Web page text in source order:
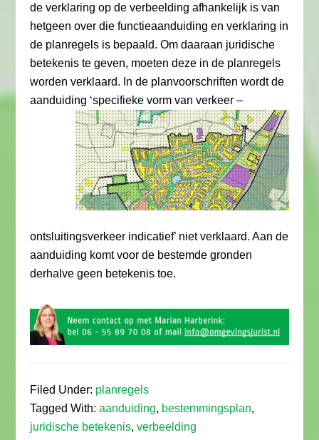
de verklaring op de verbeelding afhankelijk is van
hetgeen over die functieaanduiding en verklaring in
de planregels is bepaald. Om daaraan juridische
betekenis te geven, moeten deze in de planregels
worden verklaard. In de planvoorschriften wordt de
aanduiding ‘specifieke vormvan verkeer –
ontsluitingsverkeer indicatief’ niet verklaard. Aan de
aanduiding komt voor de bestemde gronden
derhalve geen betekenis toe.
Filed Under: planregels
Tagged With:aanduiding, bestemmingsplan,
juridische betekenis,verbeelding